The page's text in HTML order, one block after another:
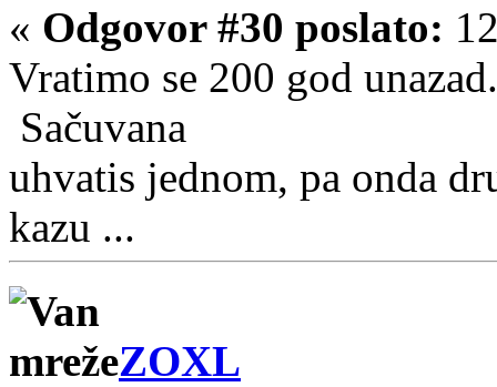
« Odgovor #30 poslato:
Vratimo se 200 god
Sačuvana
uhvatis jednom, pa onda
kazu ...
ZOXL